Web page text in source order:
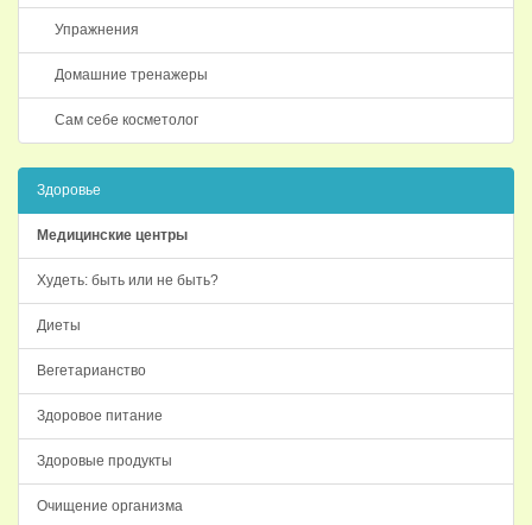
Упражнения
Домашние тренажеры
Сам себе косметолог
Здоровье
Медицинские центры
Худеть: быть или не быть?
Диеты
Вегетарианство
Здоровое питание
Здоровые продукты
Очищение организма